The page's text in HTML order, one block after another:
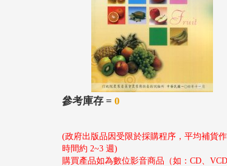
參考庫存 = 0
(政府出版品因受限於採購程序，平均補貨
時間約 2~3 週)
購買產品如為數位影音商品（如：CD、VCD